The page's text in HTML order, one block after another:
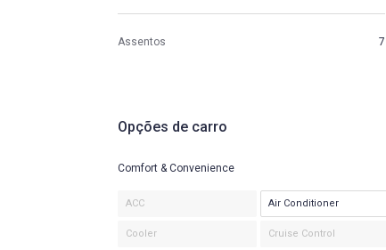
Assentos 7
Opções de carro
Comfort & Convenience
ACC Air Conditioner
Cooler Cruise Control